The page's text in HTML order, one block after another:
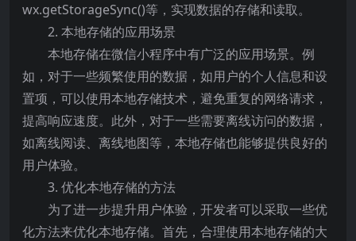
wx.getStorageSync()等，实现数据的存储和读取。
2. 本地存储的应用场景
本地存储在微信小程序中有广泛的应用场景。例
如，对于一些频繁使用的数据，如用户的个人信息和设
置项，可以使用本地存储技术，避免重复的网络请求，
提高响应速度。此外，对于一些需要离线访问的数据，
如离线阅读、离线地图等，本地存储也能够提供良好的
用户体验。
3. 优化本地存储的方法
为了进一步提升用户体验，开发者可以采取一些优
化方法来优化本地存储。首先，合理使用本地存储的大